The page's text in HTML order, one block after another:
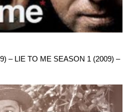
– LIE TO ME SEASON 1 (2009) –